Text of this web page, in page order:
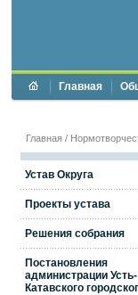
Главная
Главная /
Устав Округа
Проекты устава
Решения собрания
Постановления
администрации Усть-
Катавского